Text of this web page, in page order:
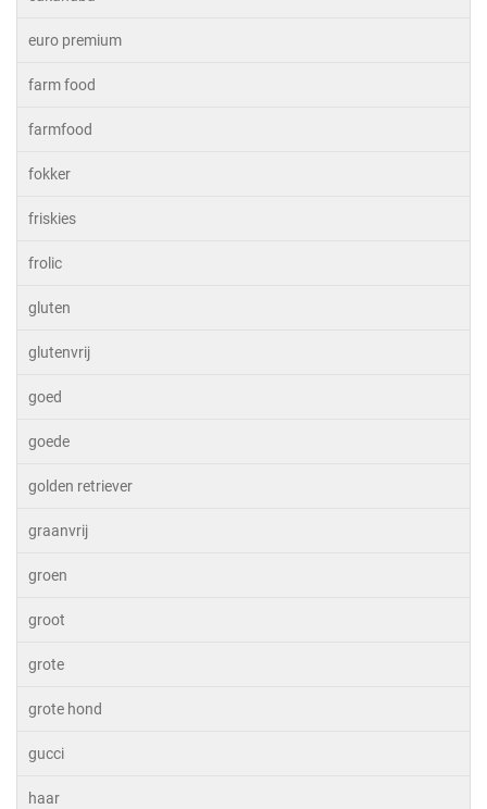
euro premium
farm food
farmfood
fokker
friskies
frolic
gluten
glutenvrij
goed
goede
golden retriever
graanvrij
groen
groot
grote
grote hond
gucci
haar